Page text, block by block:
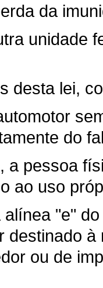
da
unidade
desta lei,
do
a pessoa
ao uso
"e"
destinado
ou de